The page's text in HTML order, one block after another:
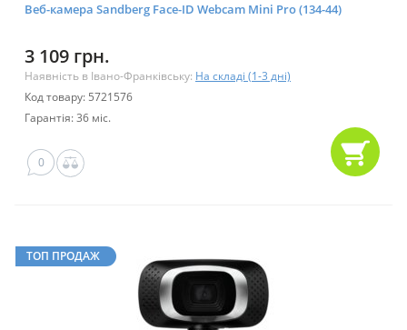
Веб-камера Sandberg Face-ID Webcam Mini Pro (134-44)
3 109 грн.
Наявність в Івано-Франківську: На складі (1-3 дні)
Код товару: 5721576
Гарантія: 36 міс.
0
ТОП ПРОДАЖ